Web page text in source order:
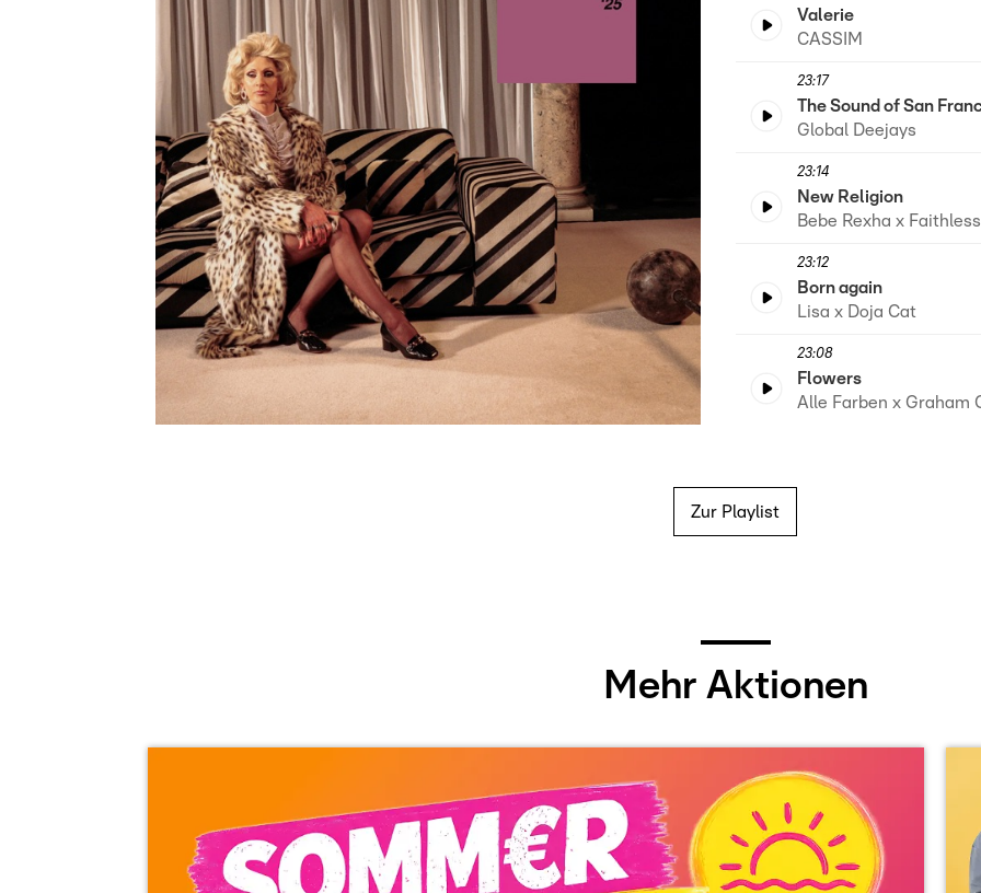
Valerie
CASSIM
23:17
The Sound of San
Global Deejays
23:14
New Religion
Bebe Rexha x Faithless
23:12
Born again
Lisa x Doja Cat
23:08
Flowers
Alle Farben x Graham
Zur Playlist
Mehr Aktionen